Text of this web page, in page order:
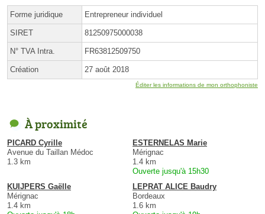
Forme juridique Entrepreneur individuel
SIRET 81250975000038
N° TVA Intra. FR63812509750
Création 27 août 2018
Éditer les informations de mon orthophoniste
À proximité
PICARD Cyrille
Avenue du Taillan Médoc
1.3 km
ESTERNELAS Marie
Mérignac
1.4 km
Ouverte jusqu'à 15h30
KUIJPERS Gaëlle
Mérignac
1.4 km
LEPRAT ALICE Baudry
Bordeaux
1.6 km